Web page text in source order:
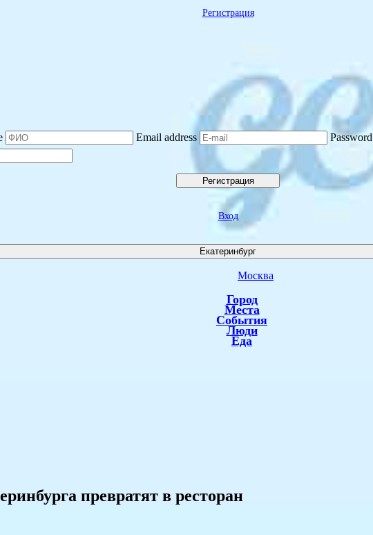
Регистрация
Email address
Password
Регистрация
Вход
Екатеринбург
Москва
Город
Места
События
Люди
Еда
превратят в ресторан